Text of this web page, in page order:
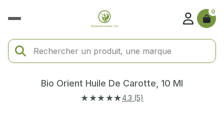
0
Bio Orient Huile De Carotte, 10 Ml
★★★★★4.3 (5)